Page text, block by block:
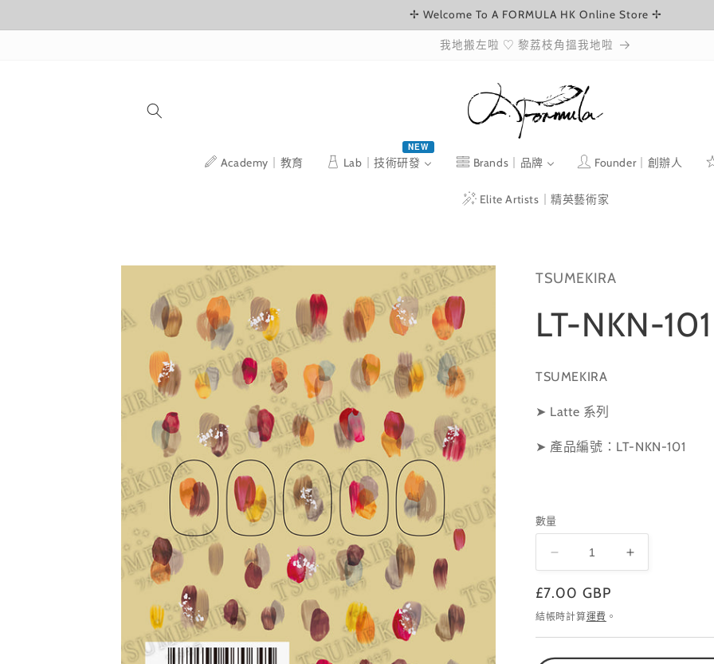
✢ Welcome To A FORMULA HK Online Store ✢
我地搬左啦 ♡ 黎荔枝角搵我地啦
Academy｜教育 Lab｜技術研發
NEW
Brands｜品牌 Founder｜創辦人
Elite Artists｜精英藝術家
略過產品
資訊
TSUMEKIRA
LT-NKN-101
TSUMEKIRA
➤ Latte 系列
➤ 產品編號：LT-NKN-101
數量
NKN-
101
數
量
減
LT-
NKN-
量
增
定
價
£7.00 GBP
結帳時計算運費 。